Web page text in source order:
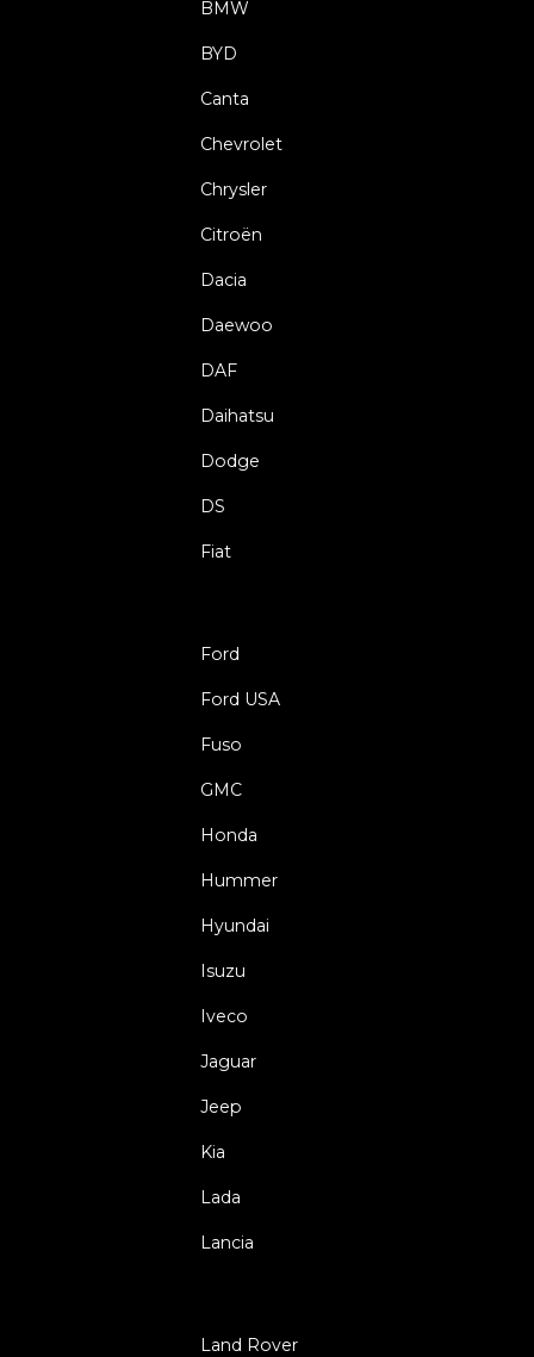
BMW
BYD
Canta
Chevrolet
Chrysler
Citroën
Dacia
Daewoo
DAF
Daihatsu
Dodge
DS
Fiat
Ford
Ford USA
Fuso
GMC
Honda
Hummer
Hyundai
Isuzu
Iveco
Jaguar
Jeep
Kia
Lada
Lancia
Land Rover